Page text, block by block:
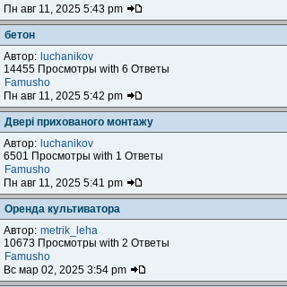
Пн авг 11, 2025 5:43 pm
бетон
Автор: luchanikov
14455 Просмотры with 6 Ответы
Famusho
Пн авг 11, 2025 5:42 pm
Двері прихованого монтажу
Автор: luchanikov
6501 Просмотры with 1 Ответы
Famusho
Пн авг 11, 2025 5:41 pm
Оренда культиватора
Автор: metrik_leha
10673 Просмотры with 2 Ответы
Famusho
Вс мар 02, 2025 3:54 pm